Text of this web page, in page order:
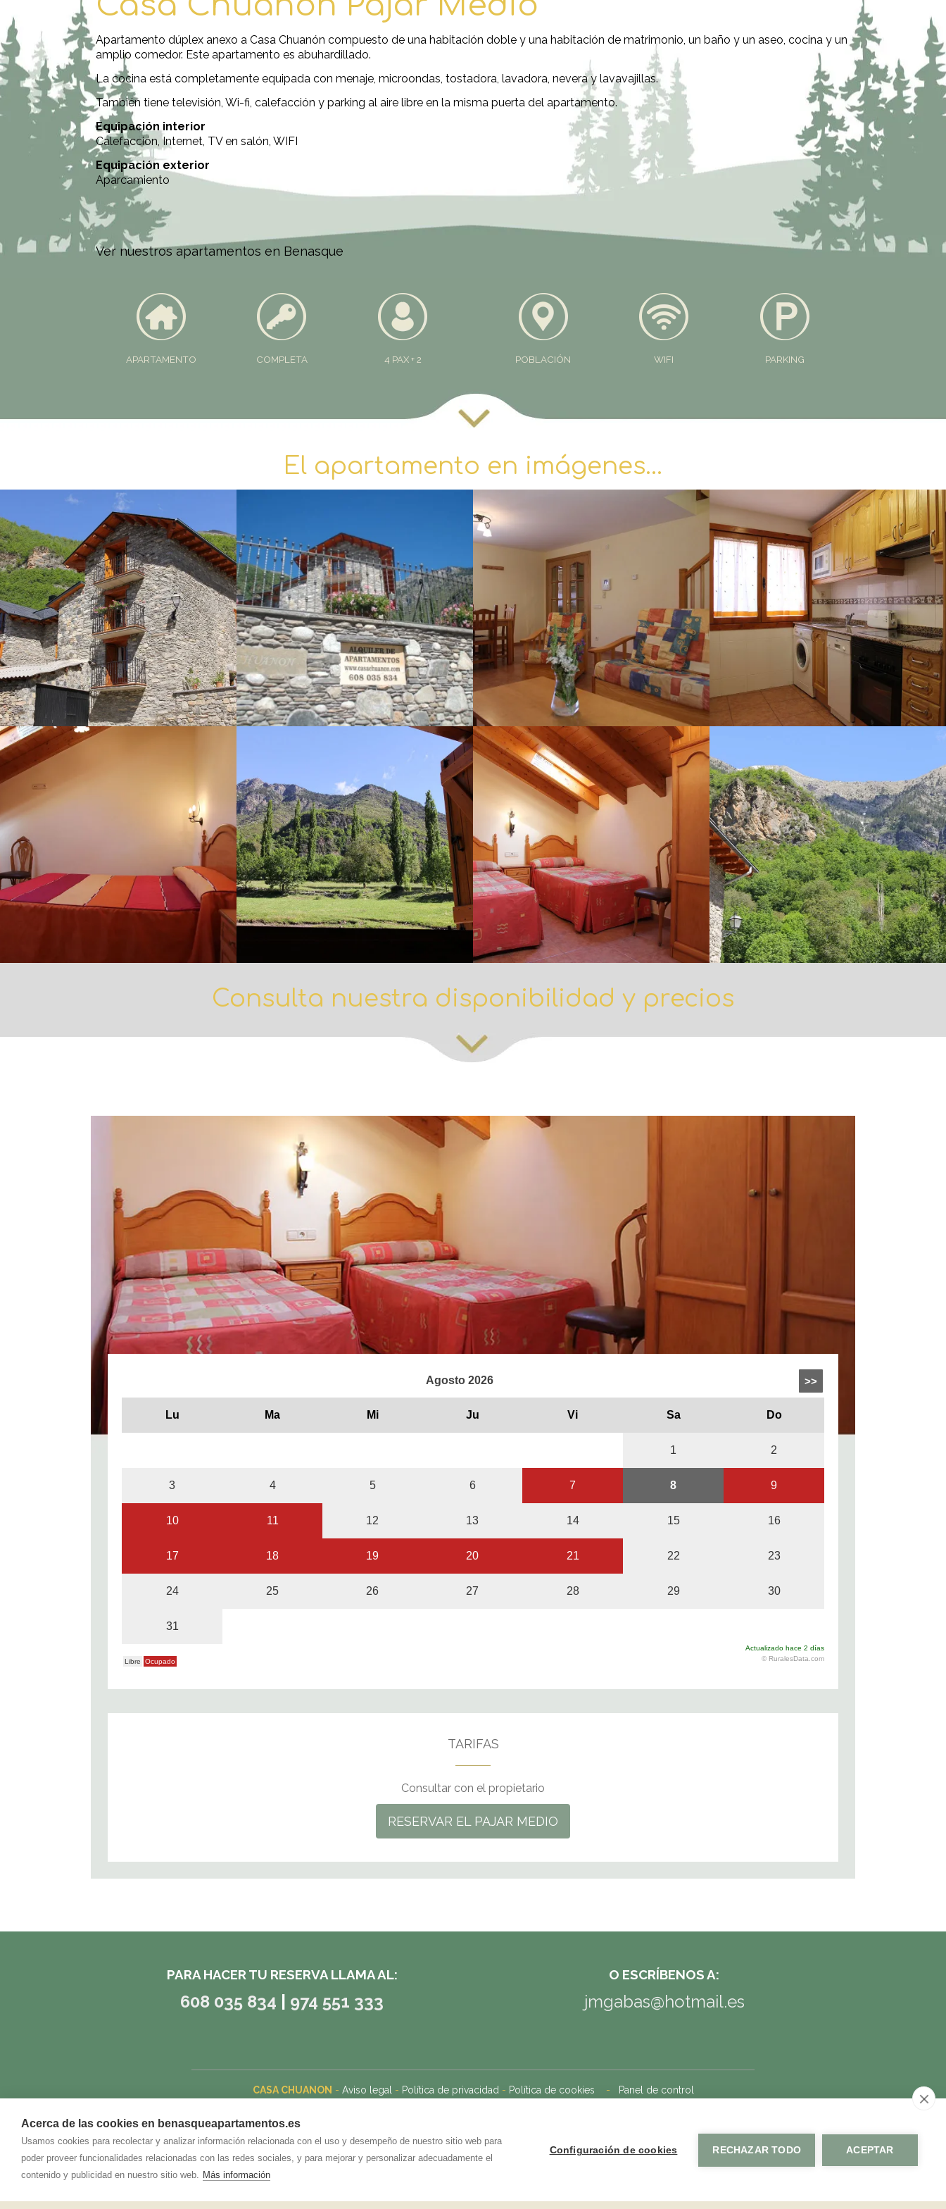
Acerca de las cookies en benasqueapartamentos.es
Usamos cookies para recolectar y analizar información relacionada con el uso y desempeño de nuestro sitio web para
poder proveer funcionalidades relacionadas con las redes sociales, y para mejorar y personalizar adecuadamente el
contenido y publicidad en nuestro sitio web. Más información
Configuración de cookies RECHAZAR TODO ACEPTAR
Apartamento dúplex anexo a Casa Chuanón compuesto de una habitación doble y una habitación de matrimonio, un baño y un aseo, cocina y un
amplio comedor. Este apartamento es abuhardillado.
La cocina está completamente equipada con menaje, microondas, tostadora, lavadora, nevera y lavavajillas.
También tiene televisión, Wi-fi, calefacción y parking al aire libre en la misma puerta del apartamento.
Equipación interior
Calefacción, Internet, TV en salón, WIFI
Equipación exterior
Aparcamiento
Ver nuestrosapartamentos en Benasque
APARTAMENTO COMPLETA 4 PAX + 2 POBLACIÓN WIFI PARKING
El apartamento en imágenes...
Consulta nuestra disponibilidad y precios
TARIFAS
Consultar con el propietario
RESERVAR EL PAJAR MEDIO
PARA HACER TU RESERVA LLAMA AL:
608 035 834 974 551 333
O ESCRÍBENOS A:
jmgabas@hotmail.es
CASA CHUANON - Aviso legal - Política de privacidad - Política de cookies - Panel de control